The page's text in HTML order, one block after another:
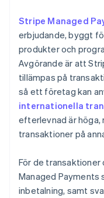
Stripe Managed
erbjudande, byggt
produkter och
Avgörande är att
tillämpas på
så ett företag kan
internationella
efterlevnad är höga,
transaktioner på
För de transaktioner
Managed
inbetalning, samt